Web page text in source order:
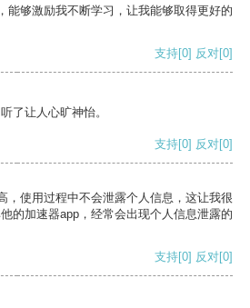
能够激励我不断学习，让我能够取得更好的
支持[0] 反对[0]
了让人心旷神怡。
支持[0] 反对[0]
，使用过程中不会泄露个人信息，这让我很
的加速器app，经常会出现个人信息泄露的
支持[0] 反对[0]